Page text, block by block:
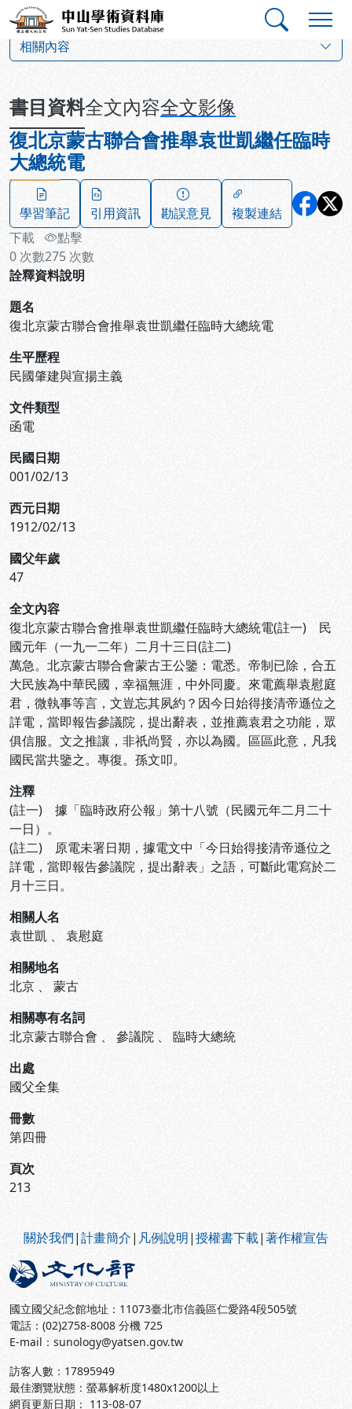
跳到主要內容
中山學術資料庫
相關內容
書目資料全文內容全文影像
復北京蒙古聯合會推舉袁世凱繼任臨時
大總統電
學習筆記 引用資訊 勘誤意見
複製連結
下載
0 次數
點擊
275 次數
詮釋資料說明
題名
復北京蒙古聯合會推舉袁世凱繼任臨時大總統電
生平歷程
民國肇建與宣揚主義
文件類型
函電
民國日期
001/02/13
西元日期
1912/02/13
國父年歲
47
全文內容
復北京蒙古聯合會推舉袁世凱繼任臨時大總統電(註一) 民
國元年（一九一二年）二月十三日(註二)
萬急。北京蒙古聯合會蒙古王公鑒：電悉。帝制已除，合五
大民族為中華民國，幸福無涯，中外同慶。來電薦舉袁慰庭
君，微執事等言，文豈忘其夙約？因今日始得接清帝遜位之
詳電，當即報告參議院，提出辭表，並推薦袁君之功能，眾
俱信服。文之推讓，非祇尚賢，亦以為國。區區此意，凡我
國民當共鑒之。專復。孫文叩。
注釋
(註一) 據「臨時政府公報」第十八號（民國元年二月二十
一日）。
(註二) 原電未署日期，據電文中「今日始得接清帝遜位之
詳電，當即報告參議院，提出辭表」之語，可斷此電寫於二
月十三日。
相關人名
袁世凱 、 袁慰庭
相關地名
北京 、 蒙古
相關專有名詞
北京蒙古聯合會 、 參議院 、 臨時大總統
出處
國父全集
冊數
第四冊
頁次
213
關於我們|計畫簡介| 凡例說明|授權書下載|著作權宣告
國立國父紀念館地址：11073臺北市信義區仁愛路4段505號
電話：(02)2758-8008 分機 725
E-mail：sunology@yatsen.gov.tw
訪客人數： 17895949
最佳瀏覽狀態：螢幕解析度1480x1200以上
網頁更新日期： 113-08-07